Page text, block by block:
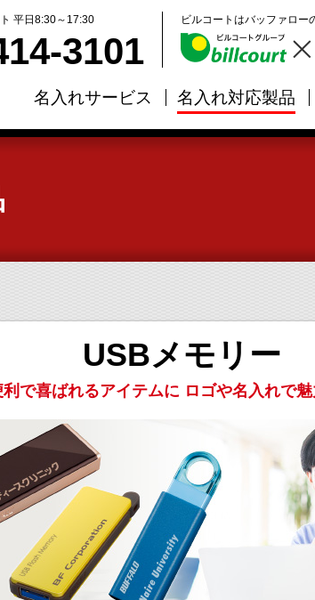
平日8:30～17:30
3101
ビルコートはバッファロー
名入れサービス 名入れ対応製品
USBメモリー
利で喜ばれるアイテムに ロゴや名入れで魅